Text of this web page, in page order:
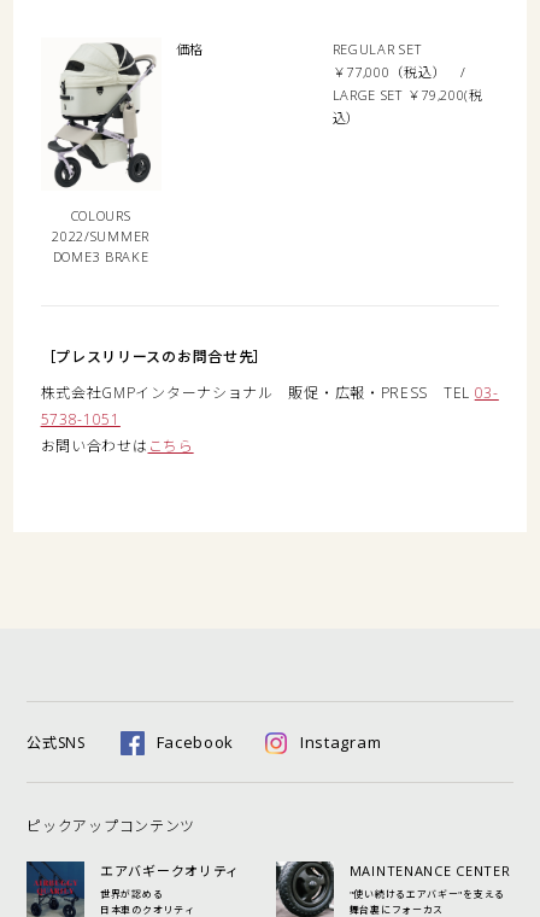
COLOURS
2022/SUMMER
DOME3 BRAKE
価格
REGULAR SET
￥77,000（税込） /
LARGE SET ￥79,200(税
込）
［プレスリリースのお問合せ先］
株式会社GMPインターナショナル 販促・広報・PRESS TEL 03-
5738-1051
お問い合わせは こちら
公式SNS Facebook Instagram
ピックアップコンテンツ
エアバギークオリティ
世界が認める
日本車のクオリティ
MAINTENANCE CENTER
"使い続けるエアバギー"を支える
舞台裏にフォーカス